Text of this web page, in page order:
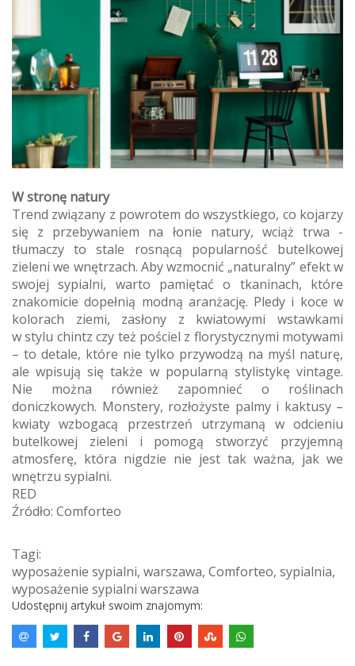
W stronę natury
Trend związany z powrotem do wszystkiego, co kojarzy
się z przebywaniem na łonie natury, wciąż trwa -
tłumaczy to stale rosnącą popularność butelkowej
zieleni we wnętrzach. Aby wzmocnić „naturalny” efekt w
swojej sypialni, warto pamiętać o tkaninach, które
znakomicie dopełnią modną aranżację. Pledy i koce w
kolorach ziemi, zasłony z kwiatowymi wstawkami
w stylu chintz czy też pościel z florystycznymi motywami
– to detale, które nie tylko przywodzą na myśl naturę,
ale wpisują się także w popularną stylistykę vintage.
Nie można również zapomnieć o roślinach
doniczkowych. Monstery, rozłożyste palmy i kaktusy –
kwiaty wzbogacą przestrzeń utrzymaną w odcieniu
butelkowej zieleni i pomogą stworzyć przyjemną
atmosferę, która nigdzie nie jest tak ważna, jak we
wnętrzu sypialni.
RED
Źródło: Comforteo
Tagi:
wyposażenie sypialni, warszawa, Comforteo, sypialnia,
wyposażenie sypialni warszawa
Udostępnij artykuł swoim znajomym: